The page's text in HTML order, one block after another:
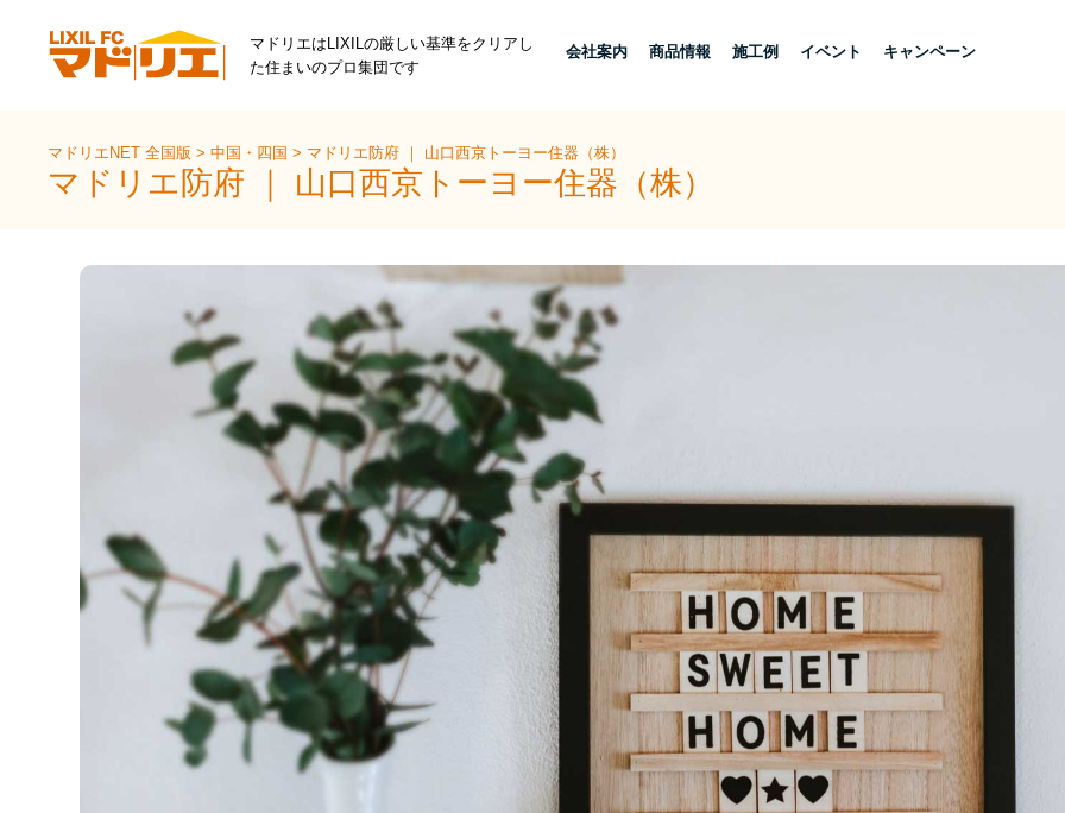
マドリエはLIXILの厳しい基準をクリアし
た住まいのプロ集団です
会社案内 商品情報 施工例 イベント キャンペーン
マドリエNET 全国版>中国・四国> マドリエ防府 ｜ 山口西京トーヨー住器（株）
マドリエ防府 ｜ 山口西京トーヨー住器（株）